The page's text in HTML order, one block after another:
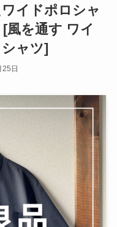
イドポロシャ
風を通す ワイ
ャツ]
日